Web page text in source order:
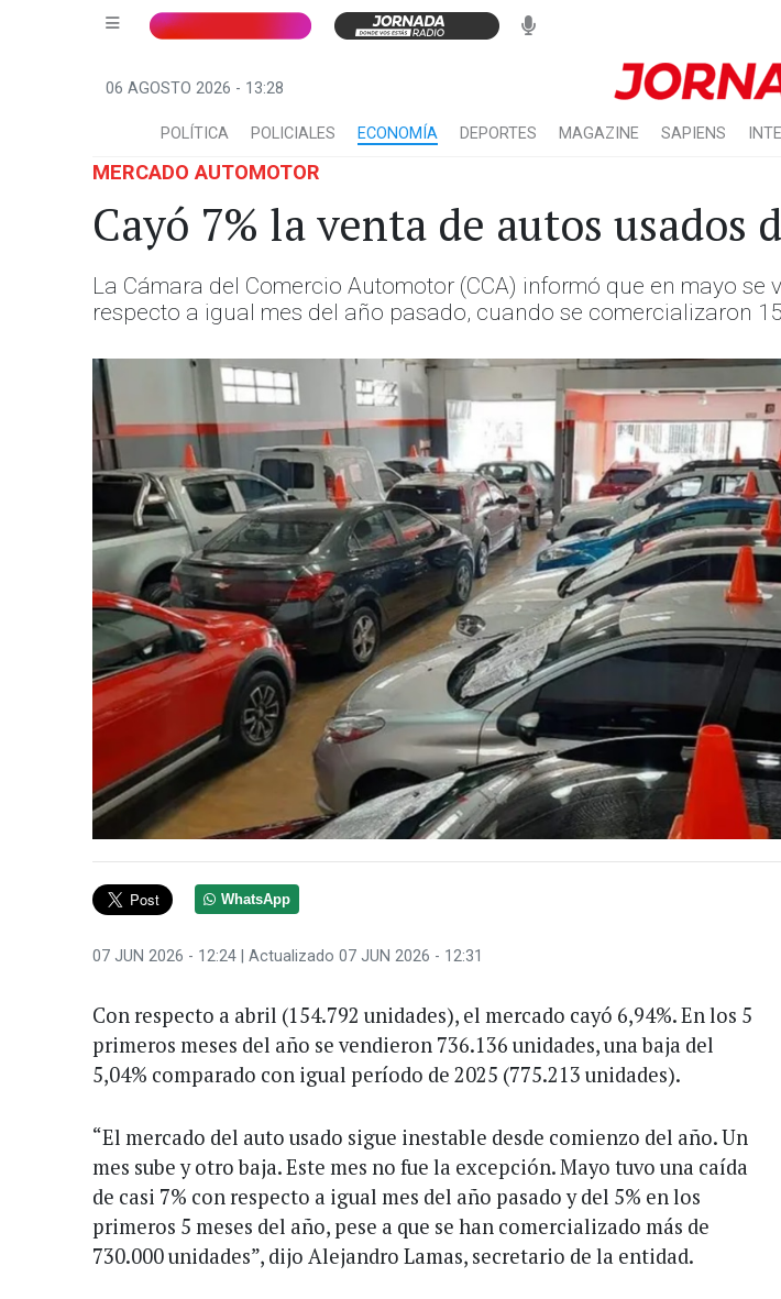
06 AGOSTO 2026 - 13:28
POLÍTICA POLICIALES ECONOMÍA DEPORTES MAGAZINE SAPIENS
MERCADO AUTOMOTOR
Cayó 7% la venta de autos usados
La Cámara del Comercio Automotor (CCA) informó que en mayo
respecto a igual mes del año pasado, cuando se comercializaron
WhatsApp
07 JUN 2026 - 12:24 | Actualizado 07 JUN 2026 - 12:31
Con respecto a abril (154.792 unidades), el mercado cayó 6,94%. En los 5
primeros meses del año se vendieron 736.136 unidades, una baja del
5,04% comparado con igual período de 2025 (775.213 unidades).
“El mercado del auto usado sigue inestable desde comienzo del año. Un
mes sube y otro baja. Este mes no fue la excepción. Mayo tuvo una caída
de casi 7% con respecto a igual mes del año pasado y del 5% en los
primeros 5 meses del año, pese a que se han comercializado más de
730.000 unidades”, dijo Alejandro Lamas, secretario de la entidad.